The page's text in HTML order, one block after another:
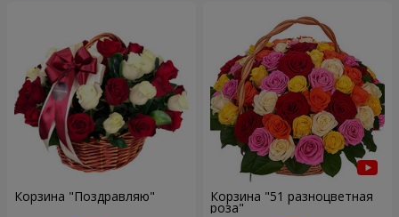
Корзина "Поздравляю" Корзина "51 разноцветная
роза"